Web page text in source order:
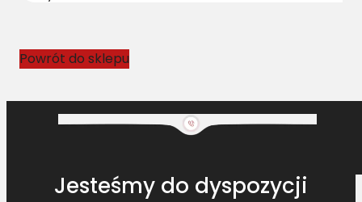
y
C
Powrót do sklepu
Jesteśmy do dyspozycji